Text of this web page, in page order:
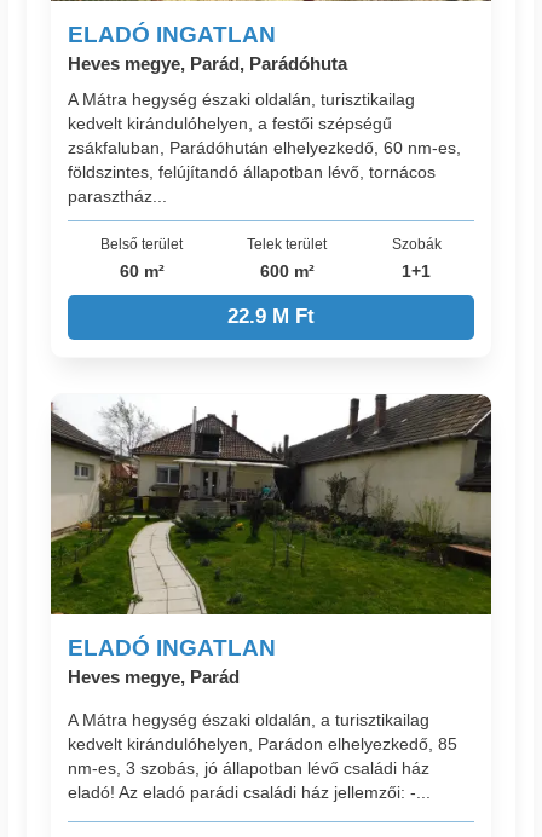
ELADÓ INGATLAN
Heves megye, Parád, Parádóhuta
A Mátra hegység északi oldalán, turisztikailag
kedvelt kirándulóhelyen, a festői szépségű
zsákfaluban, Parádóhután elhelyezkedő, 60 nm-es,
földszintes, felújítandó állapotban lévő, tornácos
parasztház...
Belső terület
60 m²
Telek terület
600 m²
Szobák
1+1
22.9 M Ft
ELADÓ INGATLAN
Heves megye, Parád
A Mátra hegység északi oldalán, a turisztikailag
kedvelt kirándulóhelyen, Parádon elhelyezkedő, 85
nm-es, 3 szobás, jó állapotban lévő családi ház
eladó! Az eladó parádi családi ház jellemzői: -...